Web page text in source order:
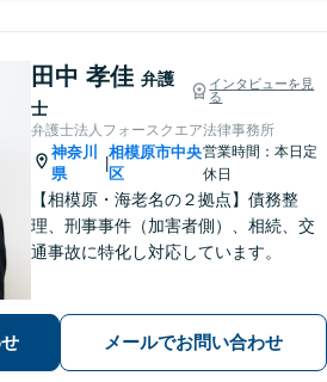
駅徒歩12分】【秘密厳
守】
て代行いたしますのでお任せくださ
田中 孝佳 弁護
士
インタビューを見
る
弁護士法人フォースクエア法律事務所
神奈川
県
|
相模原市中央
区
営業時間：本日定
休日
【相模原・海老名の２拠点】債務整
理、刑事事件（加害者側）、相続、交
通事故に特化し対応しています。
メールでお問い合わせ